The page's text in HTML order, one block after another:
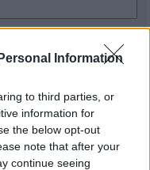
Information
to third parties, or
information for
the below opt-out
note that after your
continue seeing